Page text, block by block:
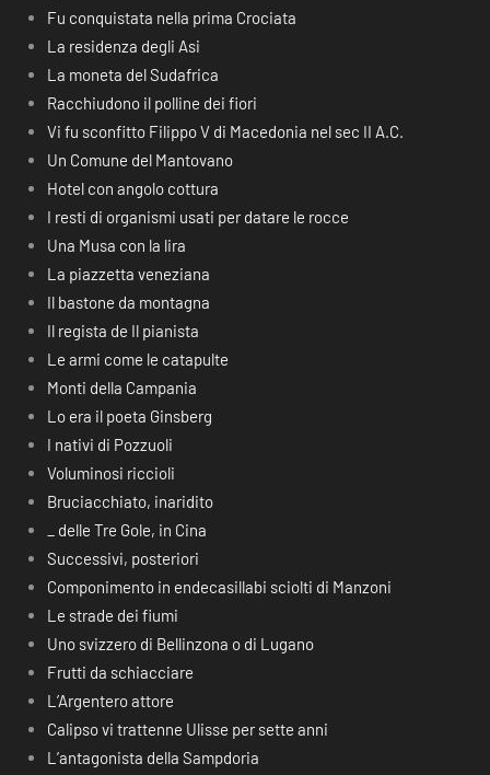
Fu conquistata nella prima Crociata
La residenza degli Asi
La moneta del Sudafrica
Racchiudono il polline dei fiori
Vi fu sconfitto Filippo V di Macedonia nel sec II A.C.
Un Comune del Mantovano
Hotel con angolo cottura
I resti di organismi usati per datare le rocce
Una Musa con la lira
La piazzetta veneziana
Il bastone da montagna
Il regista de Il pianista
Le armi come le catapulte
Monti della Campania
Lo era il poeta Ginsberg
I nativi di Pozzuoli
Voluminosi riccioli
Bruciacchiato, inaridito
_ delle Tre Gole, in Cina
Successivi, posteriori
Componimento in endecasillabi sciolti di Manzoni
Le strade dei fiumi
Uno svizzero di Bellinzona o di Lugano
Frutti da schiacciare
L’Argentero attore
Calipso vi trattenne Ulisse per sette anni
L’antagonista della Sampdoria